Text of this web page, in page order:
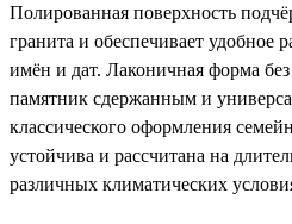
Полированная поверхность
гранита и обеспечивает удобное
имён и дат. Лаконичная форма без
памятник сдержанным и
классического оформления
устойчива и рассчитана на
различных климатических